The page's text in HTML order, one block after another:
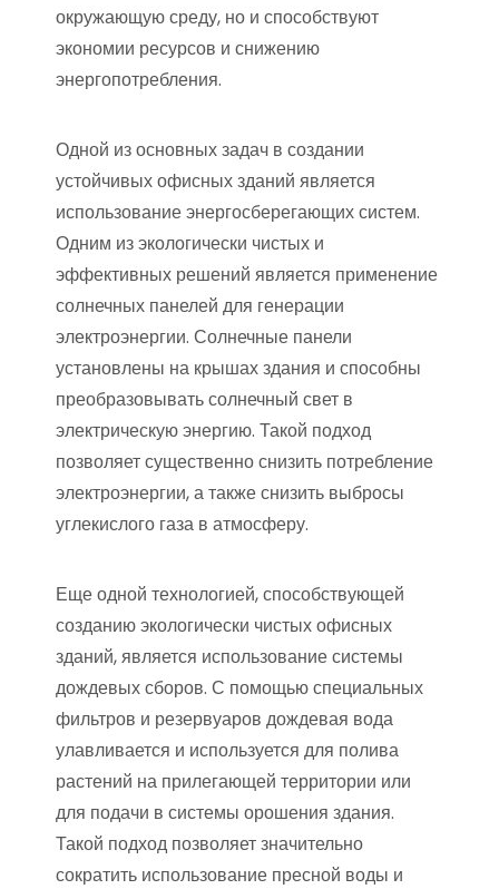
окружающую среду, но и способствуют
экономии ресурсов и снижению
энергопотребления.
Одной из основных задач в создании
устойчивых офисных зданий является
использование энергосберегающих систем.
Одним из экологически чистых и
эффективных решений является применение
солнечных панелей для генерации
электроэнергии. Солнечные панели
установлены на крышах здания и способны
преобразовывать солнечный свет в
электрическую энергию. Такой подход
позволяет существенно снизить потребление
электроэнергии, а также снизить выбросы
углекислого газа в атмосферу.
Еще одной технологией, способствующей
созданию экологически чистых офисных
зданий, является использование системы
дождевых сборов. С помощью специальных
фильтров и резервуаров дождевая вода
улавливается и используется для полива
растений на прилегающей территории или
для подачи в системы орошения здания.
Такой подход позволяет значительно
сократить использование пресной воды и